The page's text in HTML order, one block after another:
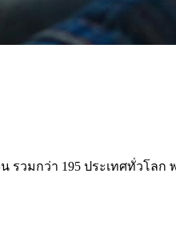
รวมกว่า 195 ประเทศทั่วโล